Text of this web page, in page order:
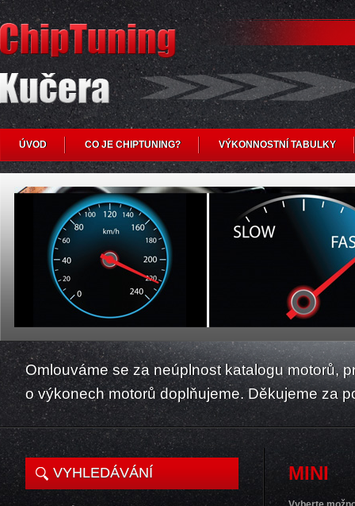
ÚVOD CO JE CHIPTUNING? VÝKONNOSTNÍ TABULKY
Omlouváme se za neúplnost katalogu motorů,
o výkonech motorů doplňujeme. Děkujeme za
VYHLEDÁVÁNÍ MINI